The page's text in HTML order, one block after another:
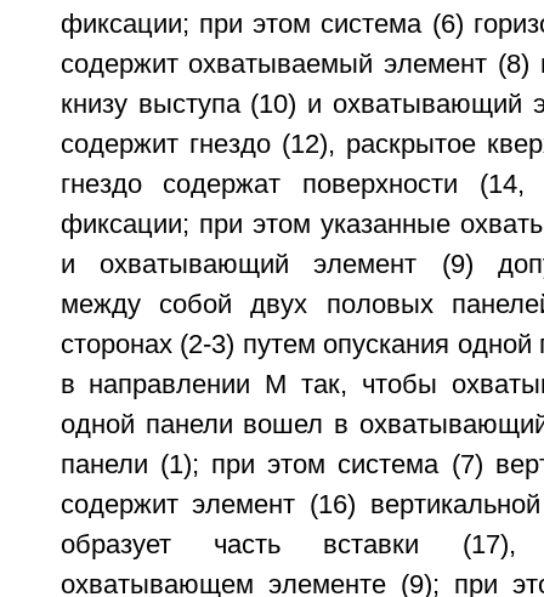
фиксации; при этом система (6)
содержит охватываемый элемент (8)
книзу выступа (10) и охватывающий
содержит гнездо (12), раскрытое
гнездо содержат поверхности (14,
фиксации; при этом указанные
и охватывающий элемент (9)
между собой двух половых
сторонах (2-3) путем опускания
в направлении M так, чтобы
одной панели вошел в
панели (1); при этом система (7)
содержит элемент (16)
образует часть вставки
охватывающем элементе (9); при